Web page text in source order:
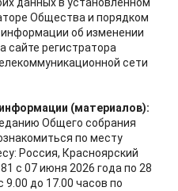
Общества и порядком
об изменении
сайте регистратора
сети
(материалов):
Общего собрания
по месту
Россия, Красноярский
с 07 июня 2026 года по 28
9.00 до 17.00 часов по